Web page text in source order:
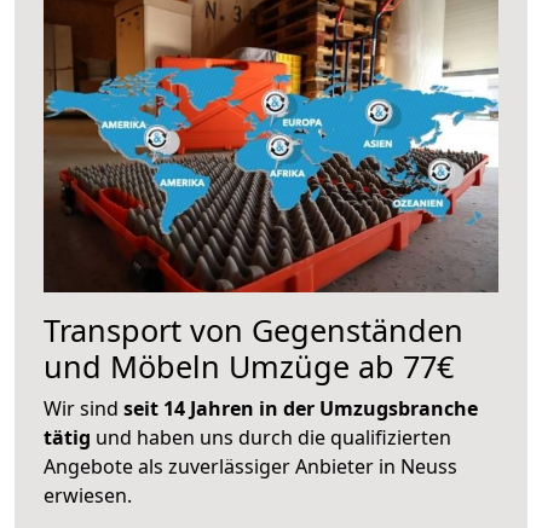
Transport von Gegenständen
und Möbeln Umzüge ab 77€
Wir sind seit 14 Jahren in der Umzugsbranche
tätig und haben uns durch die qualifizierten
Angebote als zuverlässiger Anbieter in Neuss
erwiesen.